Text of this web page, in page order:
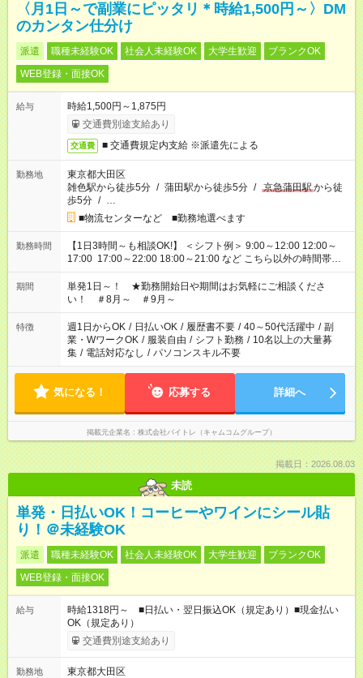
〈月1日～で副業にピッタリ＊時給1,500円～〉DM
のカンタン仕分け
派遣 職種未経験OK 社会人未経験OK 大学生歓迎
ブランクOK
WEB登録・面接OK
給与
時給1,500円～1,875円
交通費別途支給あり
交通費 ■ 交通費規定内支給 ※派遣先による
勤務地
東京都大田区
雑色駅から徒歩5分 / 蒲田駅から徒歩5分 / 京急蒲田駅から徒
歩5分 / …
■物流センターなど ■勤務地選べます
勤務時間
【1日3時間～も相談OK!】 ＜シフト例＞ 9:00～12:00 12:00～
17:00 17:00～22:00 18:00～21:00 など こちら以外の時間帯も
お気軽にご相談ください！
期間
単発1日～！ ★勤務開始日や期間はお気軽にご相談くださ
い！ ＃8月～ ＃9月～
特徴 週1日からOK / 日払いOK / 履歴書不要 / 40～50代活躍中 / 副
業・WワークOK / 服装自由 / シフト勤務 / 10名以上の大量募
集 / 電話対応なし / パソコンスキル不要
気になる！ 応募する 詳細へ
掲載元企業名 株式会社バイトレ（キャムコムグループ）
掲載日：2026.08.03
未読
単発・日払いOK！コーヒーやワインにシール貼
り！＠未経験OK
派遣 職種未経験OK 社会人未経験OK 大学生歓迎
ブランクOK
WEB登録・面接OK
給与
時給1318円～ ■日払い・翌日振込OK（規定あり）■現金払い
OK（規定あり）
交通費別途支給あり
勤務地
東京都大田区